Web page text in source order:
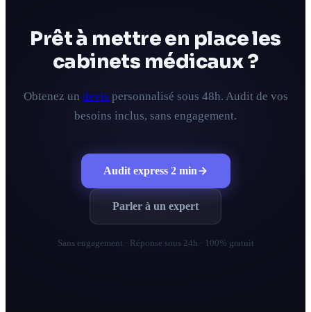
Prêt à mettre en place les
cabinets médicaux ?
Obtenez un devis personnalisé sous 48h. Audit de vos
besoins inclus, sans engagement.
Audit express 2 min
Parler à un expert
Sans engagement · Réponse sous 24h · 100% gratuit